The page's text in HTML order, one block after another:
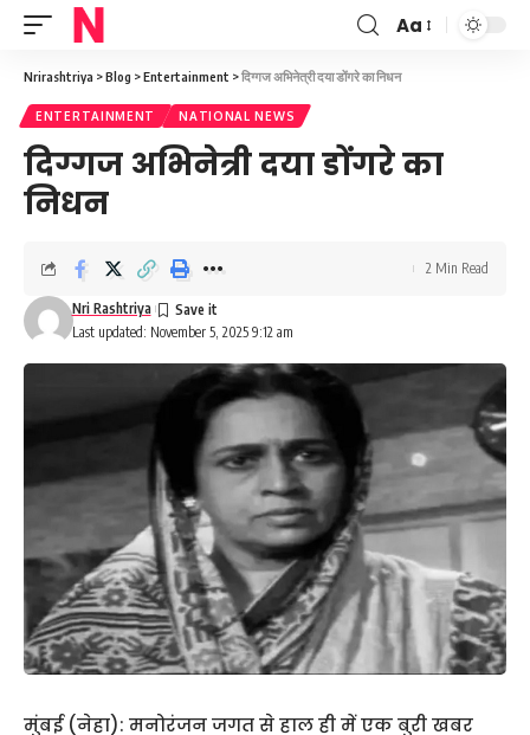
Font
Resizer
Aa
Nrirashtriya >Blog >Entertainment >दिग्गज अभिनेत्री दया डोंगरे का निधन
ENTERTAINMENT NATIONAL NEWS
दिग्गज अभिनेत्री दया डोंगरे का
निधन
Last updated: November 5, 2025 9:12 am
Nri Rashtriya
2 Min Read
मुंबई (नेहा): मनोरंजन जगत से हाल ही में एक बुरी खबर